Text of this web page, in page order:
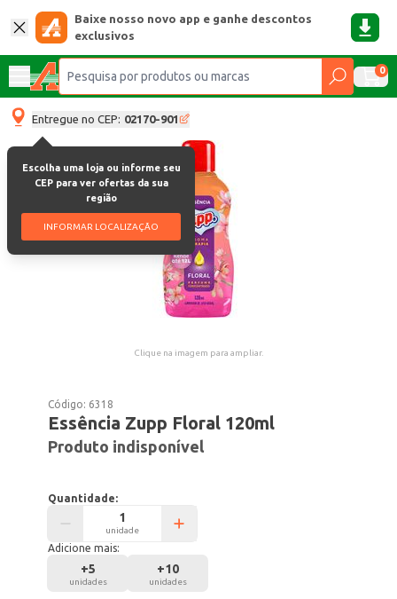
Baixe nosso novo app e ganhe descontos
exclusivos
0
Entregue no CEP: 02170-901
Escolha uma loja ou informe seu
CEP para ver ofertas da sua
região
INFORMAR LOCALIZAÇÃO
Clique na imagem para ampliar.
Código: 6318
Essência Zupp Floral 120ml
Produto indisponível
Quantidade:
unidade
Adicione mais:
+5
unidades
+10
unidades